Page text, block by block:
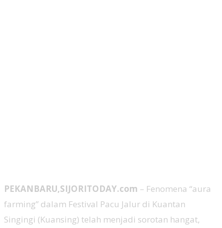
PEKANBARU,SIJORITODAY.com – Fenomena “aura
farming” dalam Festival Pacu Jalur di Kuantan
Singingi (Kuansing) telah menjadi sorotan hangat,